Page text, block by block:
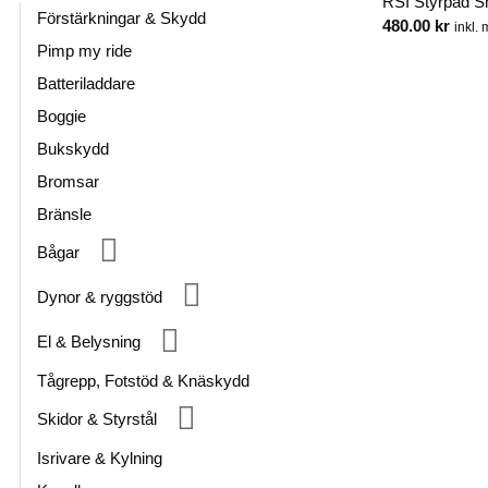
Förstärkningar & Skydd
Pimp my ride
Batteriladdare
Boggie
Bukskydd
Bromsar
Bränsle
Bågar
Dynor & ryggstöd
El & Belysning
Tågrepp, Fotstöd & Knäskydd
Skidor & Styrstål
Isrivare & Kylning
480.00 kr inkl.